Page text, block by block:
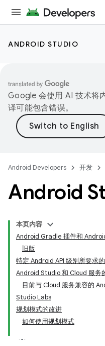
ANDROID STUDIO
Google 会使用 AI 技术将
译可能包含错误。
Android Developers 开发
Android
本页内容
Android Gradle 插件和
旧版
特定 Android API 级别所要求
Android Studio 和 Cloud 服务
目前与 Cloud 服务兼容的
Studio Labs
规划模式的改进
如何使用规划模式